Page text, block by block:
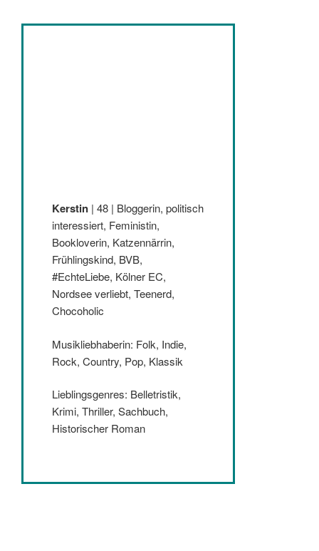
Kerstin | 48 | Bloggerin, politisch
interessiert, Feministin,
Bookloverin, Katzennärrin,
Frühlingskind, BVB,
#EchteLiebe, Kölner EC,
Nordsee verliebt, Teenerd,
Chocoholic
Musikliebhaberin: Folk, Indie,
Rock, Country, Pop, Klassik
Lieblingsgenres: Belletristik,
Krimi, Thriller, Sachbuch,
Historischer Roman